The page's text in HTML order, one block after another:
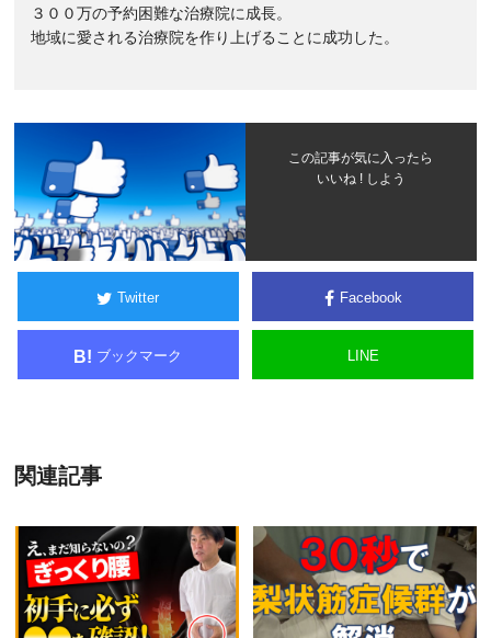
３００万の予約困難な治療院に成長。
地域に愛される治療院を作り上げることに成功した。
この記事が気に入ったら
いいね ! しよう
Twitter Facebook
B! ブックマーク LINE
関連記事